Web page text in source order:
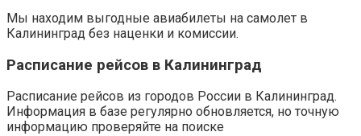
Мы находим выгодные авиабилеты на самолет в
Калининград без наценки и комиссии.
Расписание рейсов в Калининград
Расписание рейсов из городов России в Калининград.
Информация в базе регулярно обновляется, но точную
информацию проверяйте на поиске